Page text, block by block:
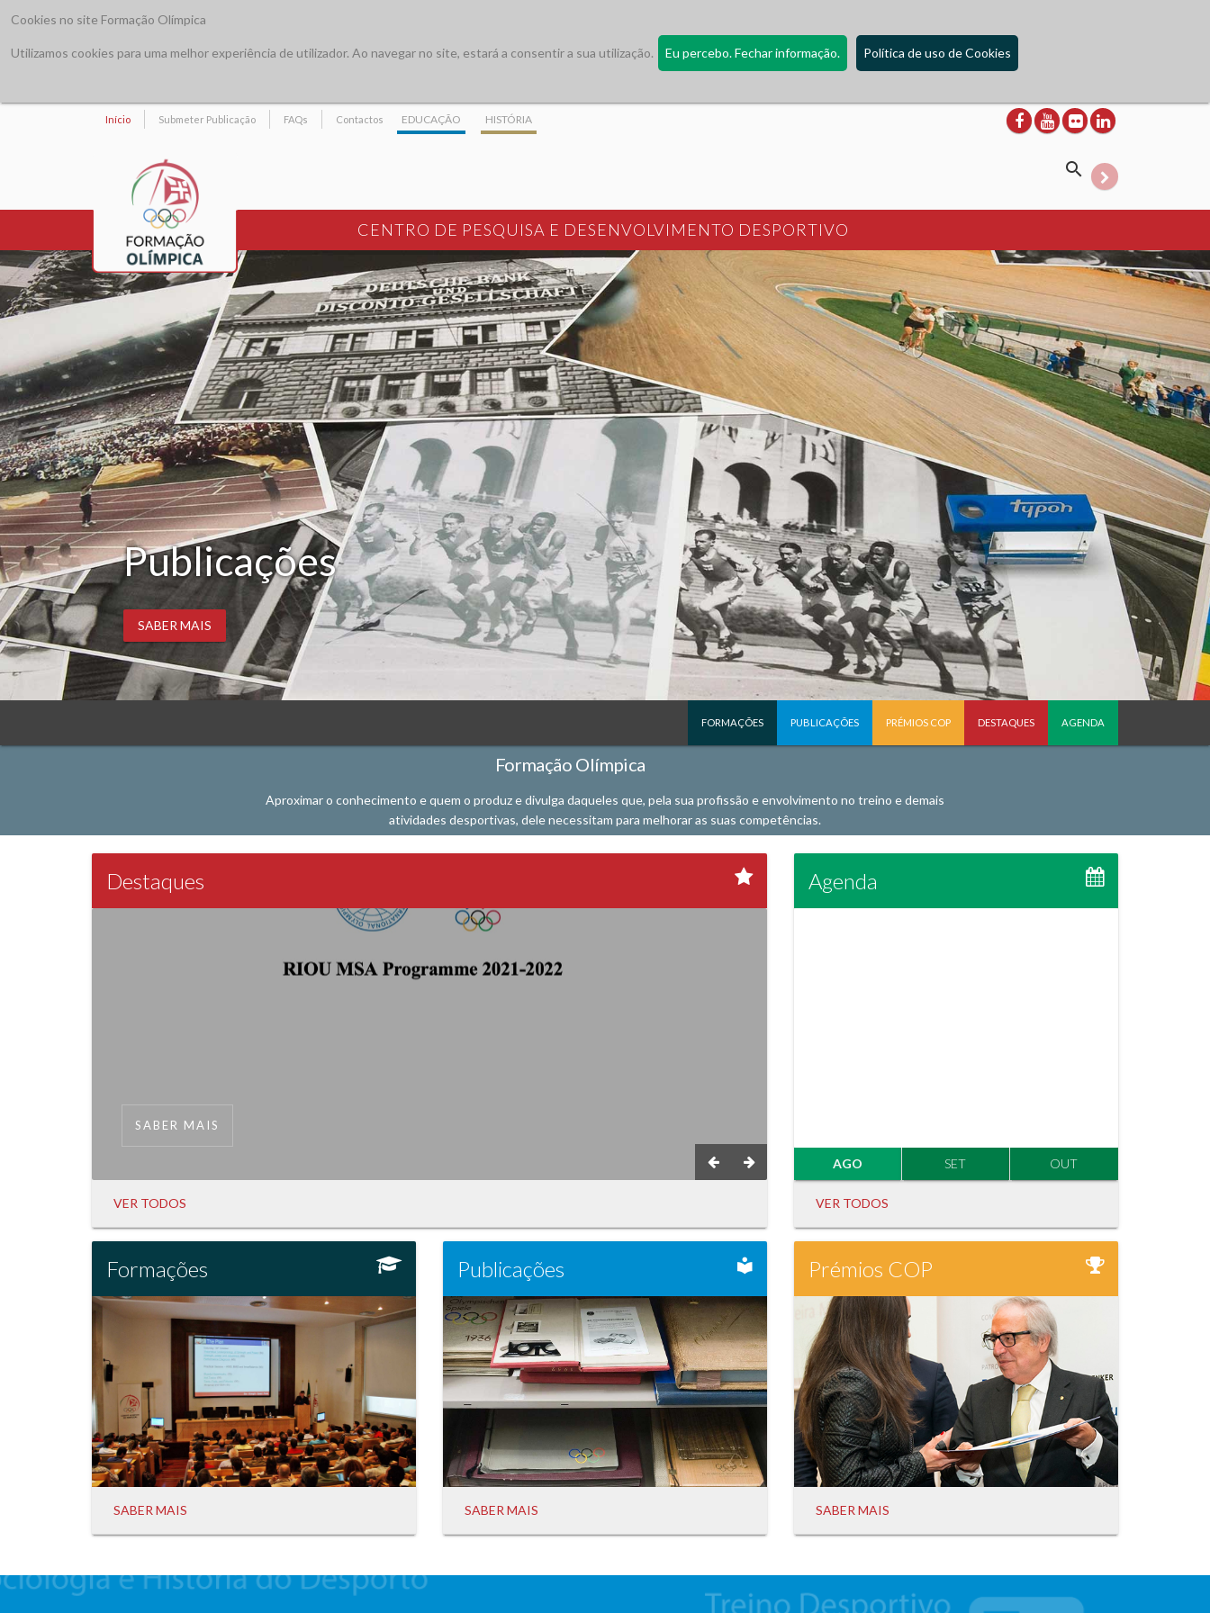
Cookies no site Formação Olímpica
Utilizamos cookies para uma melhor experiência de utilizador. Ao navegar no site, estará a consentir a sua utilização. Eu percebo. Fechar informação. Política de uso de Cookies
Início Submeter Publicação FAQs Contactos EDUCAÇÃO HISTÓRIA
CENTRO DE PESQUISA E DESENVOLVIMENTO DESPORTIVO
Publicações
SABER MAIS
FORMAÇÕES PUBLICAÇÕES PRÉMIOS COP DESTAQUES AGENDA
Formação Olímpica
​Aproximar o conhecimento e quem o produz e divulga daqueles que, pela sua profissão e envolvimento no treino e demais
atividades desportivas, dele necessitam para melhorar as suas competências.​
Destaques
SABER MAIS
VER TODOS
Agenda
AGO SET OUT
VER TODOS
Formações
SABER MAIS
Publicações
SABER MAIS
Prémios COP
SABER MAIS